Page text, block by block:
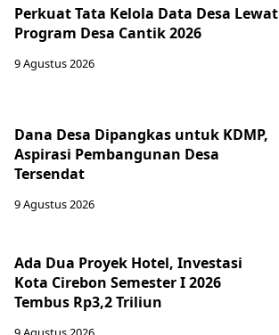
Perkuat Tata Kelola Data Desa Lewat
Program Desa Cantik 2026
9 Agustus 2026
Dana Desa Dipangkas untuk KDMP,
Aspirasi Pembangunan Desa
Tersendat
9 Agustus 2026
Ada Dua Proyek Hotel, Investasi
Kota Cirebon Semester I 2026
Tembus Rp3,2 Triliun